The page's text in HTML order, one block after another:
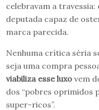
celebravam a
deputada capaz de
marca parecida.
Nenhuma crítica séria
seja uma compra
viabiliza esse luxo vem
dos “pobres oprimidos
super-ricos”.